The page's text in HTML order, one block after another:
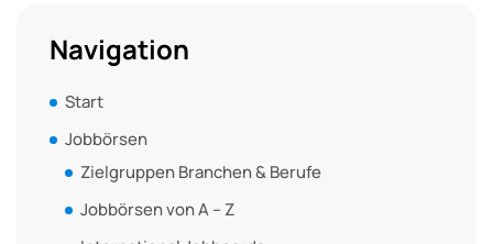
Navigation
Start
Jobbörsen
Zielgruppen Branchen & Berufe
Jobbörsen von A – Z